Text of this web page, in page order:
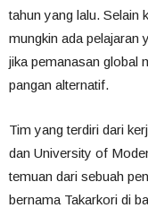
tahun yang lalu. Selain
mungkin ada pelajaran
jika pemanasan global
pangan alternatif.
Tim yang terdiri dari
dan University of
temuan dari sebuah
bernama Takarkori di